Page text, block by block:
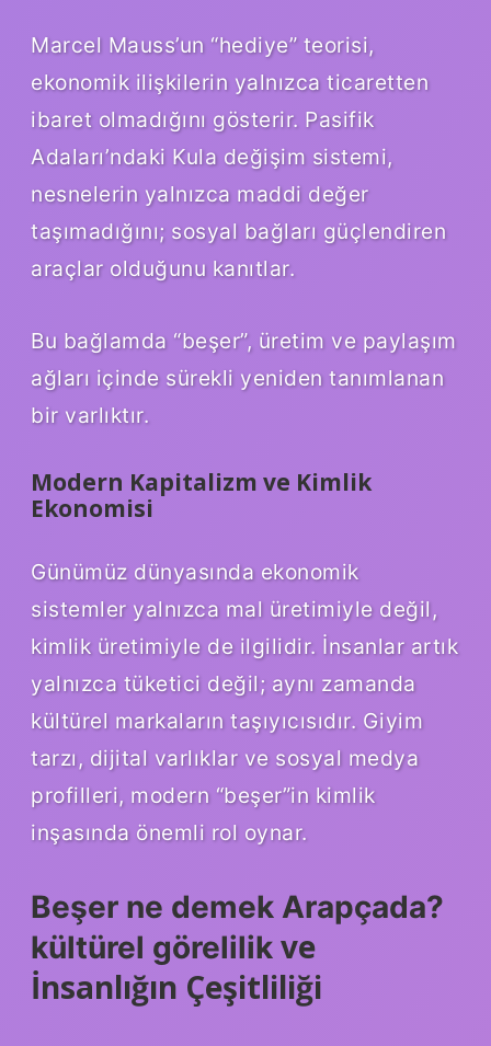
Marcel Mauss’un “hediye” teorisi,
ekonomik ilişkilerin yalnızca ticaretten
ibaret olmadığını gösterir. Pasifik
Adaları’ndaki Kula değişim sistemi,
nesnelerin yalnızca maddi değer
taşımadığını; sosyal bağları güçlendiren
araçlar olduğunu kanıtlar.
Bu bağlamda “beşer”, üretim ve paylaşım
ağları içinde sürekli yeniden tanımlanan
bir varlıktır.
Modern Kapitalizm ve Kimlik
Ekonomisi
Günümüz dünyasında ekonomik
sistemler yalnızca mal üretimiyle değil,
kimlik üretimiyle de ilgilidir. İnsanlar artık
yalnızca tüketici değil; aynı zamanda
kültürel markaların taşıyıcısıdır. Giyim
tarzı, dijital varlıklar ve sosyal medya
profilleri, modern “beşer”in kimlik
inşasında önemli rol oynar.
Beşer ne demek Arapçada?
kültürel görelilik ve
İnsanlığın Çeşitliliği